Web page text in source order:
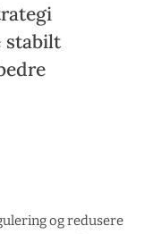
stabilt
og redusere